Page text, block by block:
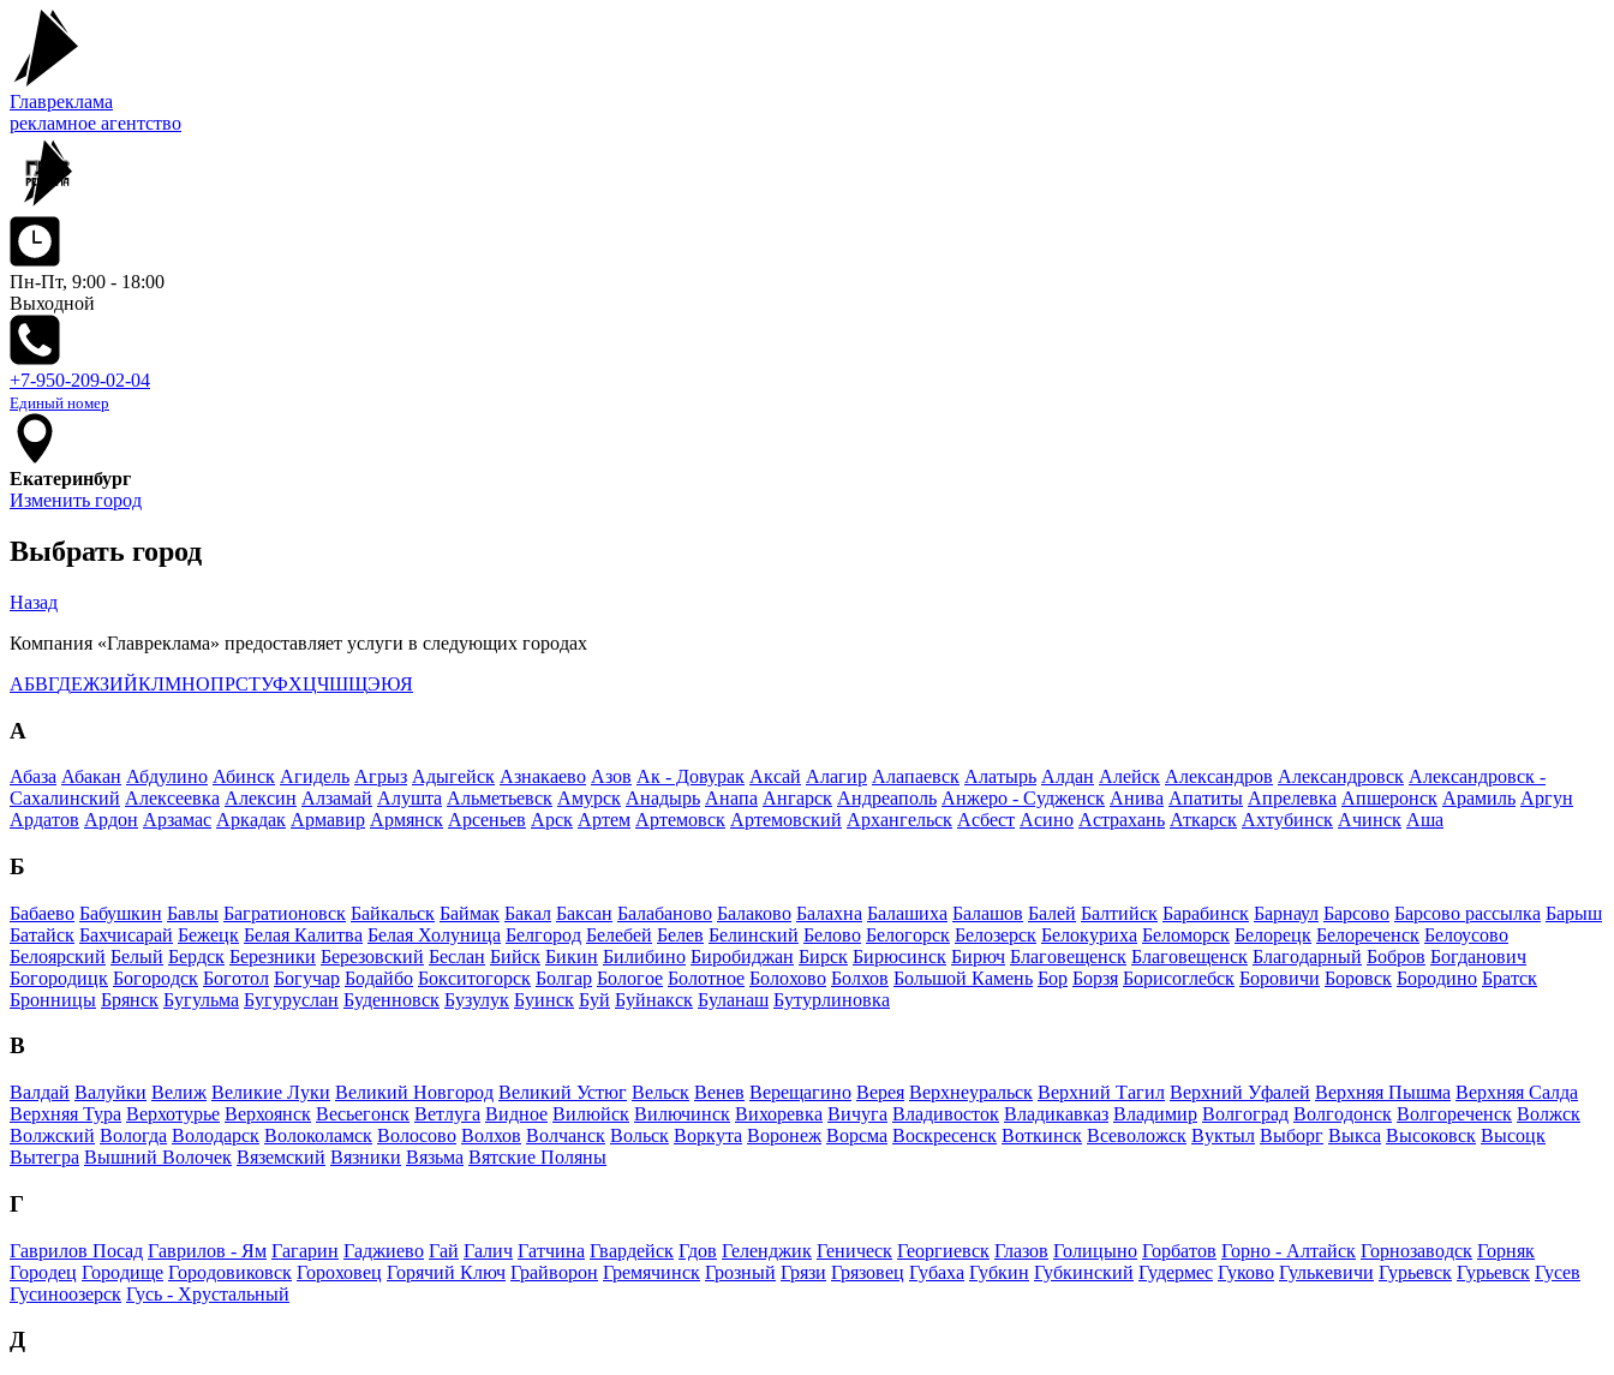
Главреклама
рекламное агентство
Пн-Пт, 9:00 - 18:00
Выходной
+7-950-209-02-04
Единый номер
Екатеринбург
Изменить город
Выбрать город
Назад
Компания «Главреклама» предоставляет услуги в следующих городах
АБВГДЕЖЗИЙКЛМНОПРСТУФХЦЧШЩЭЮЯ
А
Абаза Абакан Абдулино Абинск Агидель Агрыз Адыгейск Азнакаево Азов Ак - Довурак Аксай Алагир Алапаевск Алатырь Алдан Алейск Александров Александровск Александровск -
Сахалинский Алексеевка Алексин Алзамай Алушта Альметьевск Амурск Анадырь Анапа Ангарск Андреаполь Анжеро - Судженск Анива Апатиты Апрелевка Апшеронск Арамиль Аргун
Ардатов Ардон Арзамас Аркадак Армавир Армянск Арсеньев Арск Артем Артемовск Артемовский Архангельск Асбест Асино Астрахань Аткарск Ахтубинск Ачинск Аша
Б
Бабаево Бабушкин Бавлы Багратионовск Байкальск Баймак Бакал Баксан Балабаново Балаково Балахна Балашиха Балашов Балей Балтийск Барабинск Барнаул Барсово Барсово рассылка Барыш
Батайск Бахчисарай Бежецк Белая Калитва Белая Холуница Белгород Белебей Белев Белинский Белово Белогорск Белозерск Белокуриха Беломорск Белорецк Белореченск Белоусово
Белоярский Белый Бердск Березники Березовский Беслан Бийск Бикин Билибино Биробиджан Бирск Бирюсинск Бирюч Благовещенск Благовещенск Благодарный Бобров Богданович
Богородицк Богородск Боготол Богучар Бодайбо Бокситогорск Болгар Бологое Болотное Болохово Болхов Большой Камень Бор Борзя Борисоглебск Боровичи Боровск Бородино Братск
Бронницы Брянск Бугульма Бугуруслан Буденновск Бузулук Буинск Буй Буйнакск Буланаш Бутурлиновка
В
Валдай Валуйки Велиж Великие Луки Великий Новгород Великий Устюг Вельск Венев Верещагино Верея Верхнеуральск Верхний Тагил Верхний Уфалей Верхняя Пышма Верхняя Салда
Верхняя Тура Верхотурье Верхоянск Весьегонск Ветлуга Видное Вилюйск Вилючинск Вихоревка Вичуга Владивосток Владикавказ Владимир Волгоград Волгодонск Волгореченск Волжск
Волжский Вологда Володарск Волоколамск Волосово Волхов Волчанск Вольск Воркута Воронеж Ворсма Воскресенск Воткинск Всеволожск Вуктыл Выборг Выкса Высоковск Высоцк
Вытегра Вышний Волочек Вяземский Вязники Вязьма Вятские Поляны
Г
Гаврилов Посад Гаврилов - Ям Гагарин Гаджиево Гай Галич Гатчина Гвардейск Гдов Геленджик Геническ Георгиевск Глазов Голицыно Горбатов Горно - Алтайск Горнозаводск Горняк
Городец Городище Городовиковск Гороховец Горячий Ключ Грайворон Гремячинск Грозный Грязи Грязовец Губаха Губкин Губкинский Гудермес Гуково Гулькевичи Гурьевск Гурьевск Гусев
Гусиноозерск Гусь - Хрустальный
Д